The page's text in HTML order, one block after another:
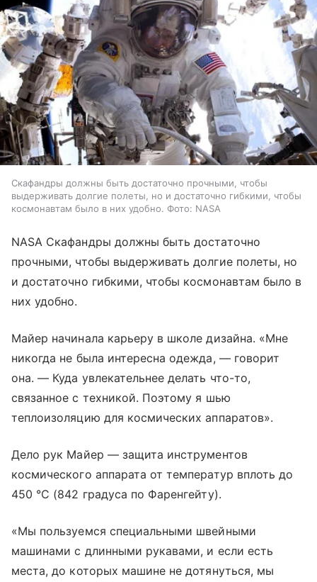
Скафандры должны быть достаточно прочными, чтобы
выдерживать долгие полеты, но и достаточно гибкими, чтобы
космонавтам было в них удобно. Фото: NASA
NASA Скафандры должны быть достаточно
прочными, чтобы выдерживать долгие полеты, но
и достаточно гибкими, чтобы космонавтам было в
них удобно.
Майер начинала карьеру в школе дизайна. «Мне
никогда не была интересна одежда, — говорит
она. — Куда увлекательнее делать что-то,
связанное с техникой. Поэтому я шью
теплоизоляцию для космических аппаратов».
Дело рук Майер — защита инструментов
космического аппарата от температур вплоть до
450 °C (842 градуса по Фаренгейту).
«Мы пользуемся специальными швейными
машинами с длинными рукавами, и если есть
места, до которых машине не дотянуться, мы